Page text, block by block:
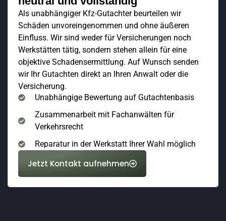
Als unabhängiger Kfz-Gutachter beurteilen wir
Schäden unvoreingenommen und ohne äußeren
Einfluss. Wir sind weder für Versicherungen noch
Werkstätten tätig, sondern stehen allein für eine
objektive Schadensermittlung. Auf Wunsch senden
wir Ihr Gutachten direkt an Ihren Anwalt oder die
Versicherung.
Unabhängige Bewertung auf Gutachtenbasis
Zusammenarbeit mit Fachanwälten für
Verkehrsrecht
Reparatur in der Werkstatt Ihrer Wahl möglich
Jetzt Kontakt aufnehmen